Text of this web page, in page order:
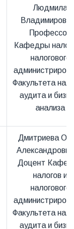
Людмила
Профессор
Кафедры
налогового
Факультета
аудита и
анализа
Дмитриева
Доцент
налогов и
налогового
Факультета
аудита и